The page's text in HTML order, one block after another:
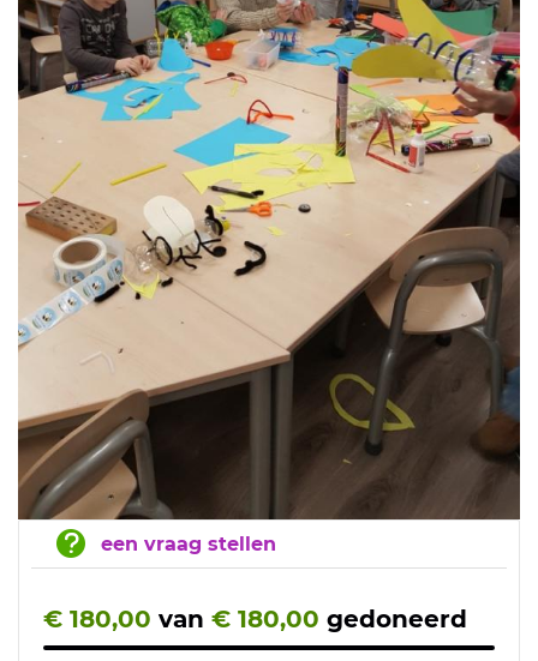
een vraag stellen
€ 180,00 van € 180,00 gedoneerd